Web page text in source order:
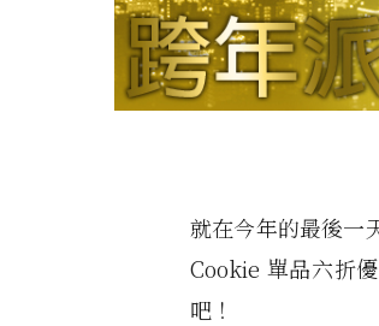
就在今年的最後一
Cookie 單品六折
吧！